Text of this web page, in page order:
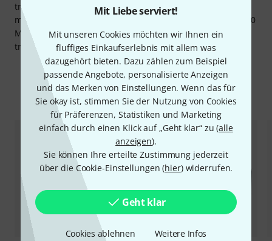
Mit Liebe serviert!
Mit unseren Cookies möchten wir Ihnen ein
fluffiges Einkaufserlebnis mit allem was
dazugehört bieten. Dazu zählen zum Beispiel
passende Angebote, personalisierte Anzeigen
und das Merken von Einstellungen. Wenn das für
Sie okay ist, stimmen Sie der Nutzung von Cookies
für Präferenzen, Statistiken und Marketing
einfach durch einen Klick auf „Geht klar“ zu (alle
anzeigen).
Sie können Ihre erteilte Zustimmung jederzeit
über die Cookie-Einstellungen (hier) widerrufen.
Geht klar
Cookies ablehnen Weitere Infos
transparentem Polycarbonat wird das Set zur
maßgeschneiderten Lösung, um die Ausrüstung im Thon 60
Multiflex Grid H3 sicher und geordnet zu verstauen und zu
transportieren.
Zubehör & passende Artikel